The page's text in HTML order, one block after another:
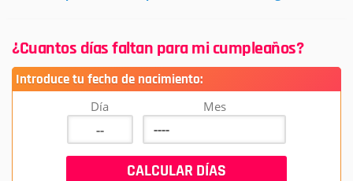
¿Cuantos días faltan para mi cumpleaños?
Introduce tu fecha de nacimiento:
Día Mes